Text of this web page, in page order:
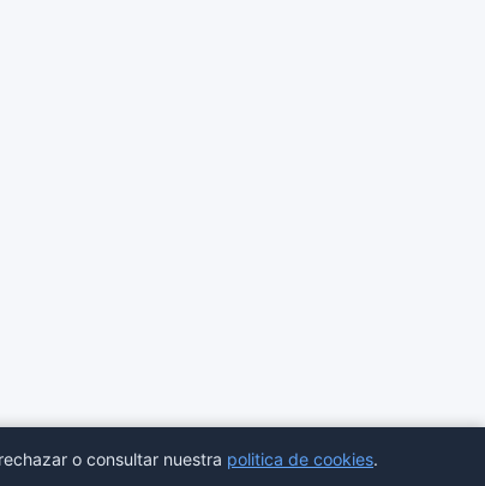
o consultar nuestra politica de cookies.